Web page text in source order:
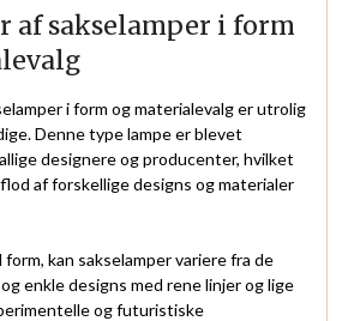
af sakselamper i form
i form og materialevalg er utrolig
Denne type lampe er blevet
designere og producenter, hvilket
af forskellige designs og materialer
kan sakselamper variere fra de
enkle designs med rene linjer og lige
og futuristiske